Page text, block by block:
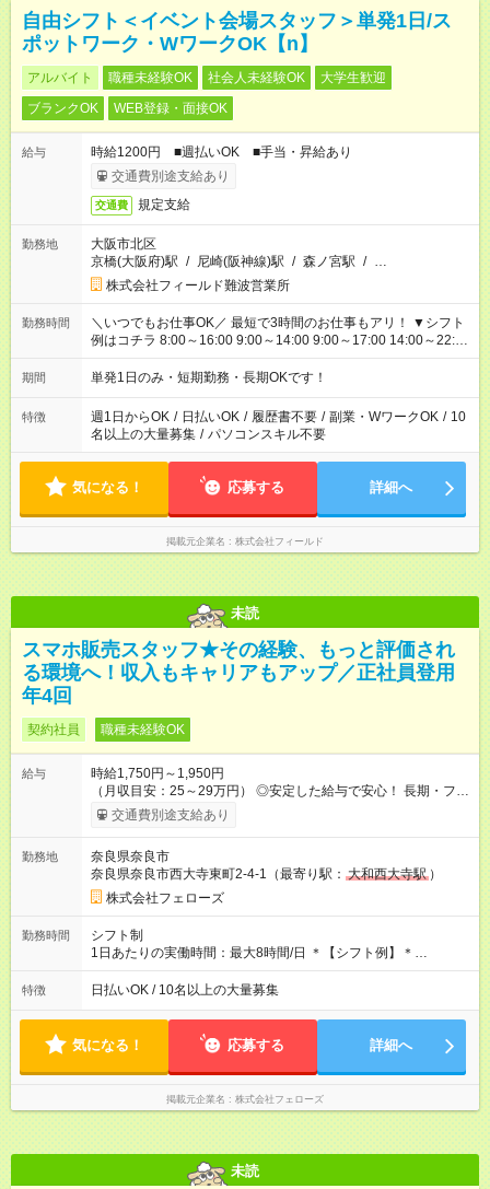
自由シフト＜イベント会場スタッフ＞単発1日/ス
ポットワーク・WワークOK【n】
アルバイト 職種未経験OK 社会人未経験OK
大学生歓迎
ブランクOK
WEB登録・面接OK
給与
時給1200円 ■週払いOK ■手当・昇給あり
交通費別途支給あり
交通費 規定支給
勤務地
大阪市北区
京橋(大阪府)駅 / 尼崎(阪神線)駅 / 森ノ宮駅 / …
株式会社フィールド難波営業所
勤務時間
＼いつでもお仕事OK／ 最短で3時間のお仕事もアリ！ ▼シフト
例はコチラ 8:00～16:00 9:00～14:00 9:00～17:00 14:00～22:00
22:00～翌9:00 …など 午前・午後のみ、夜勤、長期休暇中だ
け… いろんな時間帯でお仕事できますよ！
期間 単発1日のみ・短期勤務・長期OKです！
特徴 週1日からOK / 日払いOK / 履歴書不要 / 副業・WワークOK / 10
名以上の大量募集 / パソコンスキル不要
気になる！ 応募する 詳細へ
掲載元企業名 株式会社フィールド
未読
スマホ販売スタッフ★その経験、もっと評価され
る環境へ！収入もキャリアもアップ／正社員登用
年4回
契約社員 職種未経験OK
給与
時給1,750円～1,950円
（月収目安：25～29万円） ◎安定した給与で安心！ 長期・フル
タイムで勤務いただける方にお越しいただきたいと思っていま
す。シフトが削られることはないので、安定した給与が入りま
たいという人もいると思います。このあたりは柔軟に対応する
ので、お気軽にご相談ください！ ※2ヶ月の試用期間がありま
す。その間の給与・待遇に変更はありません。 【試用期間】試
用期間あり 試用期間の長さ：2ヶ月 雇用形態、給与は本採用時
と同じです。
交通費別途支給あり
勤務地
奈良県奈良市
奈良県奈良市西大寺東町2-4-1（最寄り駅： 大和西大寺駅 ）
株式会社フェローズ
勤務時間
シフト制
1日あたりの実働時間：最大8時間/日 ＊【シフト例】＊
(1) 10:00～19:00 (2) 11:00～20:00 (3) 12:00～21:00 など ◎
いずれも実働8時間・休憩1時間です。中抜けシフトなどはあり
たい」などあれば相談に応じますのでおっしゃってください！
特徴 日払いOK / 10名以上の大量募集
気になる！ 応募する 詳細へ
掲載元企業名 株式会社フェローズ
未読